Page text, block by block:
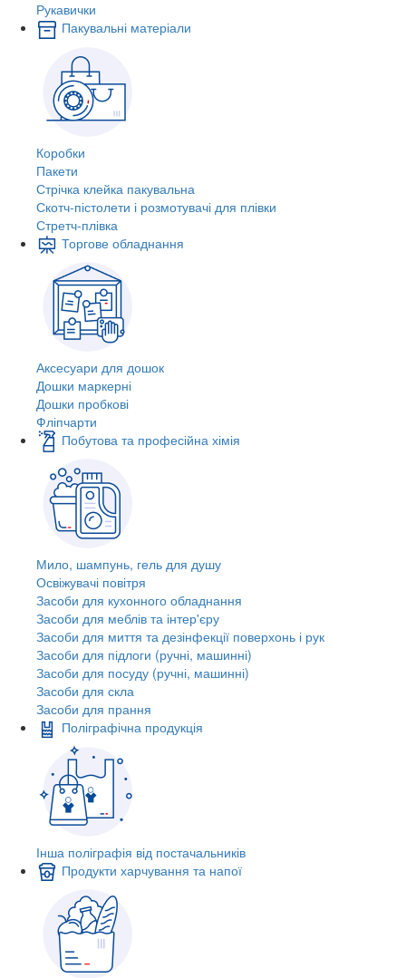
Рукавички
Пакувальні матеріали
Коробки
Пакети
Стрічка клейка пакувальна
Скотч-пістолети і розмотувачі для плівки
Стретч-плівка
Торгове обладнання
Аксесуари для дошок
Дошки маркерні
Дошки пробкові
Фліпчарти
Побутова та професійна хімія
Мило, шампунь, гель для душу
Освіжувачі повітря
Засоби для кухонного обладнання
Засоби для меблів та інтер'єру
Засоби для миття та дезінфекції поверхонь і рук
Засоби для підлоги (ручні, машинні)
Засоби для посуду (ручні, машинні)
Засоби для скла
Засоби для прання
Поліграфічна продукція
Інша поліграфія від постачальників
Продукти харчування та напої